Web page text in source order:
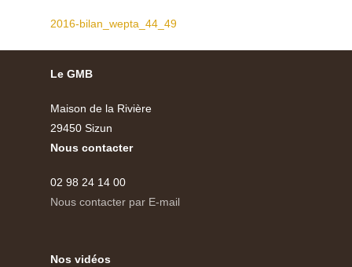
2016-bilan_wepta_44_49
Le GMB
Maison de la Rivière
29450 Sizun
Nous contacter
02 98 24 14 00
Nous contacter par E-mail
Nos vidéos